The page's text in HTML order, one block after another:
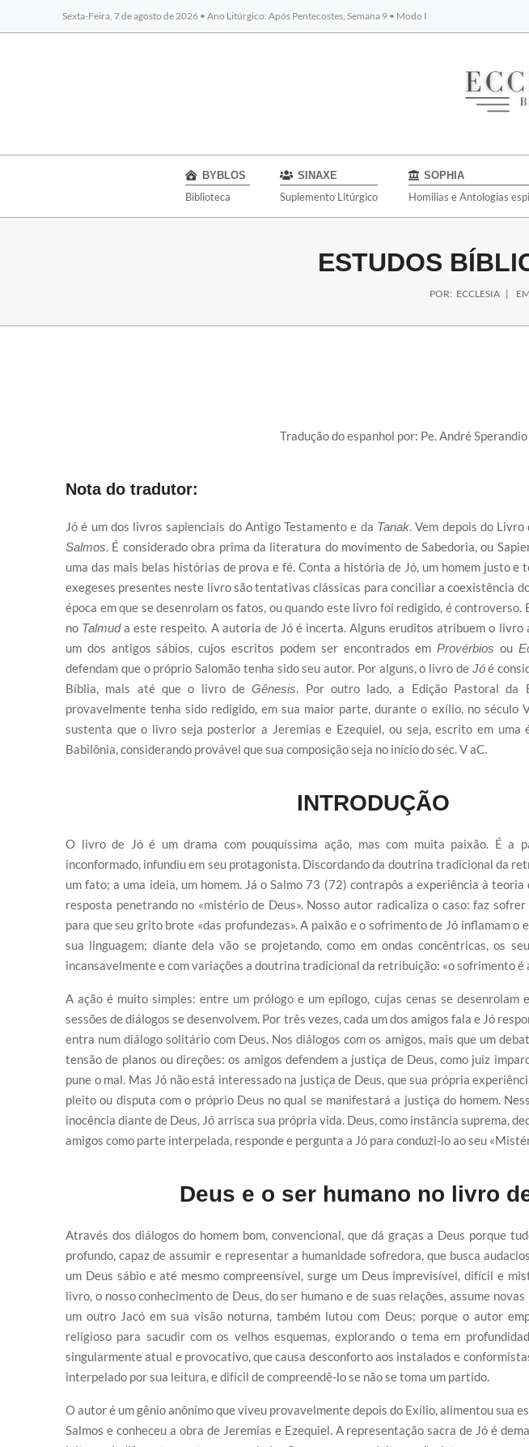
Sexta-Feira, 7 de agosto de 2026 • Ano Litúrgico: Após Pentecostes, Semana 9 • Modo I
BYBLOS
Biblioteca
SINAXE
Suplemento Litúrgico
SOPHIA
Homilias e Antologias
ESTUDOS
POR: ECCLESIA
Tradução do espanhol por: Pe. André Sperandio
Nota do tradutor:
Jó é um dos livros sapienciais do Antigo Testamento e da Tanak. Vem depois do Livro
Salmos. É considerado obra prima da literatura do movimento de Sabedoria, ou
uma das mais belas histórias de prova e fé. Conta a história de Jó, um homem justo e
exegeses presentes neste livro são tentativas clássicas para conciliar a coexistência
época em que se desenrolam os fatos, ou quando este livro foi redigido, é controverso.
no Talmuda este respeito. A autoria de Jó é incerta. Alguns eruditos atribuem o livro
um dos antigos sábios, cujos escritos podem ser encontrados emProvérbios ou
defendam que o próprio Salomão tenha sido seu autor. Por alguns, o livro de Jóé
Bíblia, mais até que o livro deGênesis. Por outro lado, a Edição Pastoral da
provavelmente tenha sido redigido, em sua maior parte, durante o exílio, no século
sustenta que o livro seja posterior a Jeremias e Ezequiel, ou seja, escrito em uma
Babilônia, considerando provável que sua composição seja no início do séc. V aC.
INTRODUÇÃO
O livro de Jó é um drama com pouquíssima ação, mas com muita paixão. É a
inconformado, infundiu em seu protagonista. Discordando da doutrina tradicional da
um fato; a uma ideia, um homem. Já o Salmo 73 (72) contrapôs a experiência à
resposta penetrando no «mistério de Deus». Nosso autor radicaliza o caso: faz
para que seu grito brote «das profundezas». A paixão e o sofrimento de Jó inflamam o
sua linguagem; diante dela vão se projetando, como em ondas concêntricas, os
incansavelmente e com variações a doutrina tradicional da retribuição: «o sofrimento é
A ação é muito simples: entre um prólogo e um epílogo, cujas cenas se
sessões de diálogos se desenvolvem. Por três vezes, cada um dos amigos fala e Jó
entra num diálogo solitário com Deus. Nos diálogos com os amigos, mais que um
tensão de planos ou direções: os amigos defendem a justiça de Deus, como juiz
pune o mal. Mas Jó não está interessado na justiça de Deus, que sua própria
pleito ou disputa com o próprio Deus no qual se manifestará a justiça do homem.
inocência diante de Deus, Jó arrisca sua própria vida. Deus, como instância suprema,
amigos como parte interpelada, responde e pergunta a Jó para conduzi-lo ao seu
Deus e o ser humano no livro
Através dos diálogos do homem bom, convencional, que dá graças a Deus porque
profundo, capaz de assumir e representar a humanidade sofredora, que busca
um Deus sábio e até mesmo compreensível, surge um Deus imprevisível, difícil e
livro, o nosso conhecimento de Deus, do ser humano e de suas relações, assume
um outro Jacó em sua visão noturna, também lutou com Deus; porque o autor
religioso para sacudir com os velhos esquemas, explorando o tema em
singularmente atual e provocativo, que causa desconforto aos instalados e
interpelado por sua leitura, e difícil de compreendê-lo se não se toma um partido.
O autor é um gênio anônimo que viveu provavelmente depois do Exílio, alimentou sua
Salmos e conheceu a obra de Jeremias e Ezequiel. A representação sacra de Jó é